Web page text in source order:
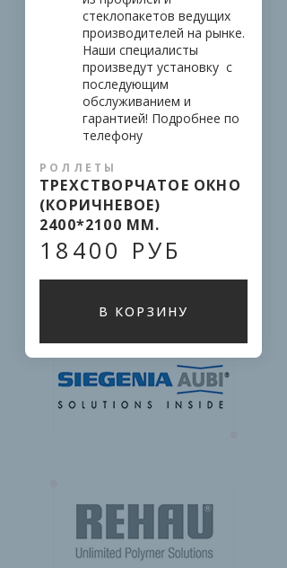
стеклопакетов ведущих
производителей на рынке.
Наши специалисты
произведут установку  с
последующим
обслуживанием и
гарантией! Подробнее по
телефону
РОЛЛЕТЫ
ТРЕХСТВОРЧАТОЕ ОКНО
(КОРИЧНЕВОЕ)
2400*2100 ММ.
18400 РУБ
В КОРЗИНУ